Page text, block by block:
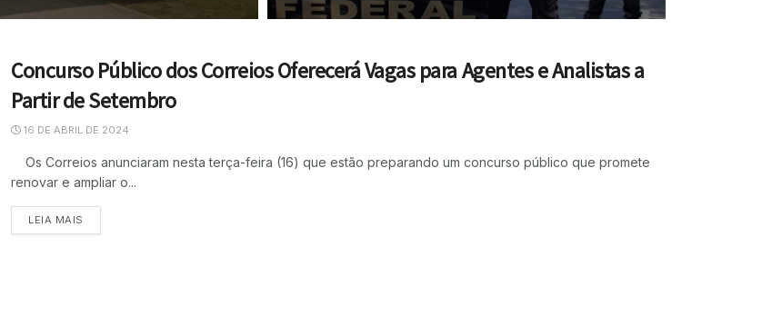
Concurso Público dos Correios Oferecerá Vagas para Agentes e Analistas a
Partir de Setembro
16 DE ABRIL DE 2024
Os Correios anunciaram nesta terça-feira (16) que estão preparando um concurso público que promete
renovar e ampliar o...
LEIA MAIS